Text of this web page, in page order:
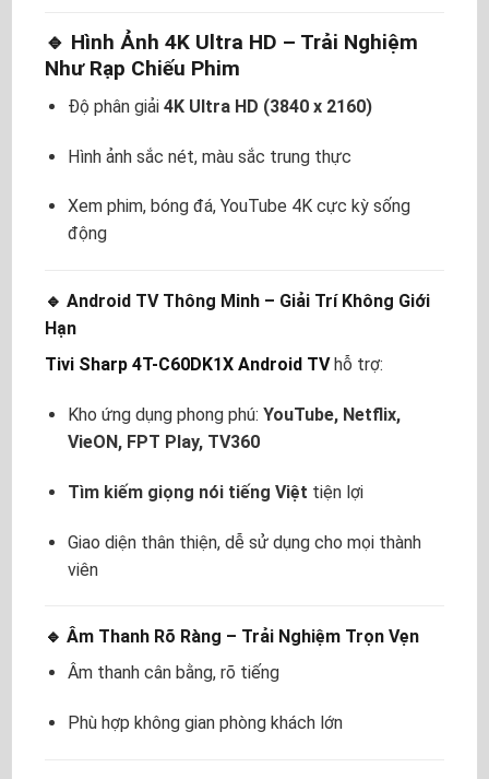
🔹 Hình Ảnh 4K Ultra HD – Trải Nghiệm
Như Rạp Chiếu Phim
Độ phân giải 4K Ultra HD (3840 x 2160)
Hình ảnh sắc nét, màu sắc trung thực
Xem phim, bóng đá, YouTube 4K cực kỳ sống
động
🔹 Android TV Thông Minh – Giải Trí Không Giới
Hạn
Tivi Sharp 4T-C60DK1X Android TV hỗ trợ:
Kho ứng dụng phong phú: YouTube, Netflix,
VieON, FPT Play, TV360
Tìm kiếm giọng nói tiếng Việt tiện lợi
Giao diện thân thiện, dễ sử dụng cho mọi thành
viên
🔹 Âm Thanh Rõ Ràng – Trải Nghiệm Trọn Vẹn
Âm thanh cân bằng, rõ tiếng
Phù hợp không gian phòng khách lớn